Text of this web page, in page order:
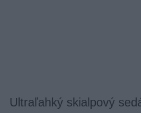
Ultraľahký skialpový